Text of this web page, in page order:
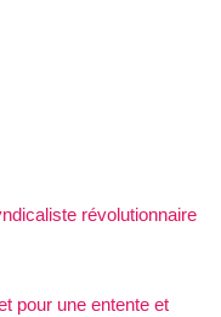
révolutionnaire
pour une entente et